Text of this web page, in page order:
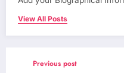
View All Posts
Previous post